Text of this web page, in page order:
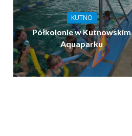
KUTNO
Półkolonie w Kutnowskim
Aquaparku